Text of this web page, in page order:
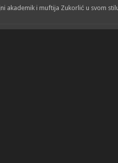
akademik i muftija Zukorlić u svom